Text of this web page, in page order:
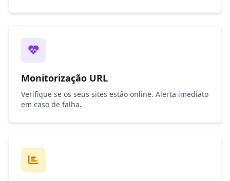
Monitorização URL
Verifique se os seus sites estão online. Alerta imediato
em caso de falha.